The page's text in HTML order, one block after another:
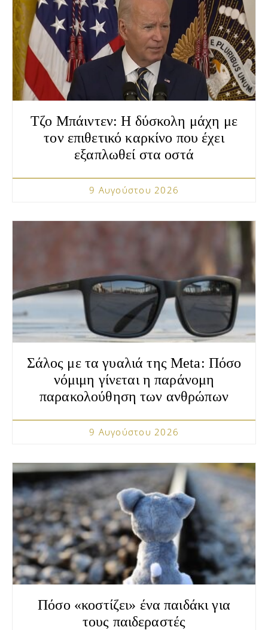
Τζο Μπάιντεν: Η δύσκολη μάχη με
τον επιθετικό καρκίνο που έχει
εξαπλωθεί στα οστά
9 Αυγούστου 2026
Σάλος με τα γυαλιά της Meta: Πόσο
νόμιμη γίνεται η παράνομη
παρακολούθηση των ανθρώπων
9 Αυγούστου 2026
Πόσο «κοστίζει» ένα παιδάκι για
τους παιδεραστές